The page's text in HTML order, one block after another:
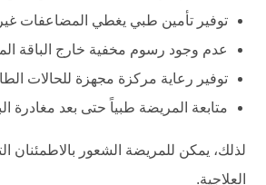
توفير تأمين طبي يغطي المضاعفات
عدم وجود رسوم مخفية خارج الباقة
توفير رعاية مركزة مجهزة للحالات
متابعة المريضة طبياً حتى بعد مغادرة
لذلك، يمكن للمريضة الشعور بالاطمئنان
العلاجية.